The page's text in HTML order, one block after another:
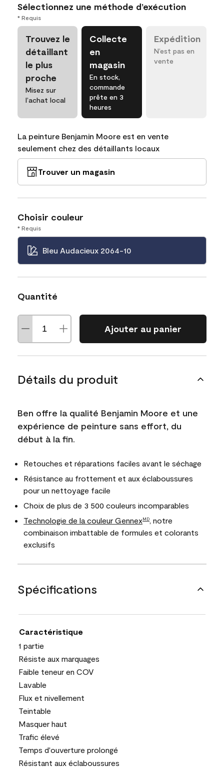
Sélectionnez une méthode d’exécution
* Requis
Trouvez le
détaillant
le plus
proche
Misez sur
l’achat local
Collecte
en
magasin
En stock,
commande
prête en 3
heures
Expédition
N’est pas en
vente
La peinture Benjamin Moore est en vente
seulement chez des détaillants locaux
Trouver un magasin
Choisir couleur
* Requis
Bleu Audacieux 2064-10
Quantité
Ajouter au panier
Détails du produit
Ben offre la qualité Benjamin Moore et une
expérience de peinture sans effort, du
début à la fin.
Retouches et réparations faciles avant le séchage
Résistance au frottement et aux éclaboussures
pour un nettoyage facile
Choix de plus de 3 500 couleurs incomparables
Technologie de la couleur GennexMD
, notre
combinaison imbattable de formules et colorants
exclusifs
Spécifications
Caractéristique
1 partie
Résiste aux marquages
Faible teneur en COV
Lavable
Flux et nivellement
Teintable
Masquer haut
Trafic élevé
Temps d'ouverture prolongé
Résistant aux éclaboussures